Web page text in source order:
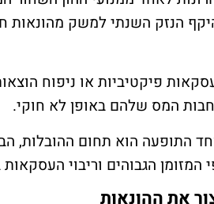
הנזק השנתי למשק מהונאות
פיקטיביות או ניפוח
המס שלהם באופן לא חוקי.
התופעה הוא תחום ההובלות,
המזומן הגבוהים וריבוי
את ההונאות